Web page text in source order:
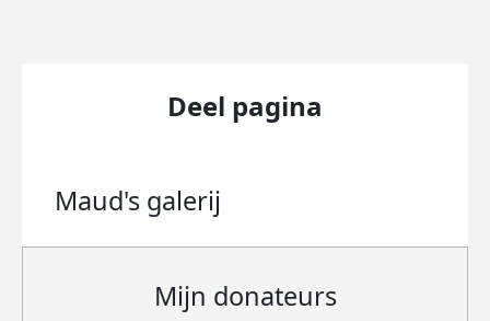
Deel pagina
Maud's galerij
Mijn donateurs